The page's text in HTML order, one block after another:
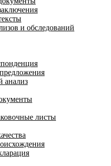
и обследований
анализ
листы